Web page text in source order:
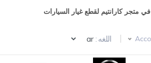
متجر كارانتيم لقطع غيار السيارات
اللغه :
Select your language